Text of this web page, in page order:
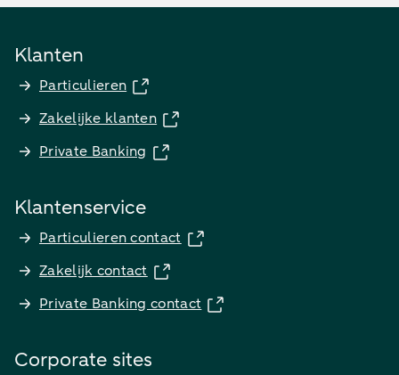
Klanten
Particulieren
Zakelijke klanten
Private Banking
Klantenservice
Particulieren contact
Zakelijk contact
Private Banking contact
Corporate sites